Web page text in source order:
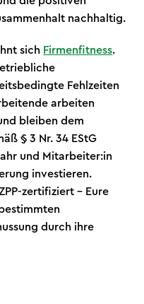
nachhaltig.
sich Firmenfitness.
Fehlzeiten
arbeiten
bleiben dem
§ 3 Nr. 34 EStG
und Mitarbeiter:in
investieren.
zertifiziert – Eure
durch ihre